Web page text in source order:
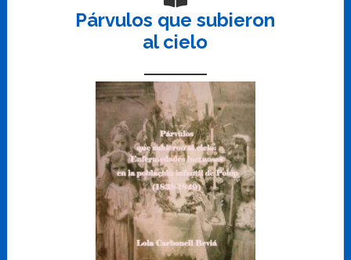
Párvulos que subieron
al cielo